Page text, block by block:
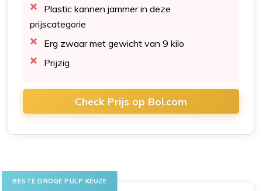
Plastic kannen jammer in deze
prijscategorie
Erg zwaar met gewicht van 9 kilo
Prijzig
Check Prijs op Bol.com
BESTE DROGE PULP KEUZE